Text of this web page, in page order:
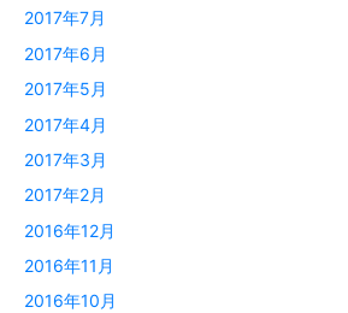
2017年7月
2017年6月
2017年5月
2017年4月
2017年3月
2017年2月
2016年12月
2016年11月
2016年10月